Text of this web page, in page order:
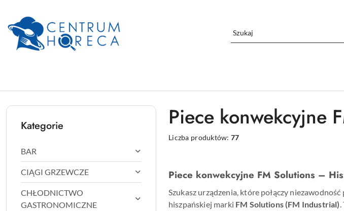
Kategorie
BAR
CIĄGI GRZEWCZE
CHŁODNICTWO
GASTRONOMICZNE
Piece konwekcyjne
Liczba produktów:77
Piece konwekcyjne FM Solutions –
Szukasz urządzenia, które połączy
hiszpańskiej marki FM Solutions (FM Industrial)